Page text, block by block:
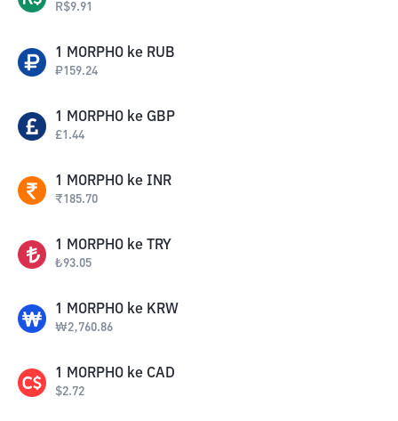
R$9.91
1 MORPHO ke RUB
₽159.24
1 MORPHO ke GBP
£1.44
1 MORPHO ke INR
₹185.70
1 MORPHO ke TRY
₺93.05
1 MORPHO ke KRW
₩2,760.86
1 MORPHO ke CAD
$2.72